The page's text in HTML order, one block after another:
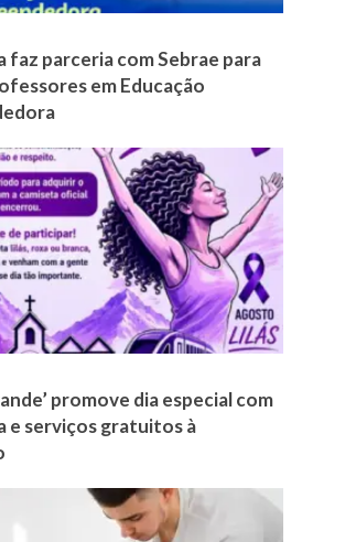
parceria com Sebrae para
em Educação
promove dia especial com
e serviços gratuitos à